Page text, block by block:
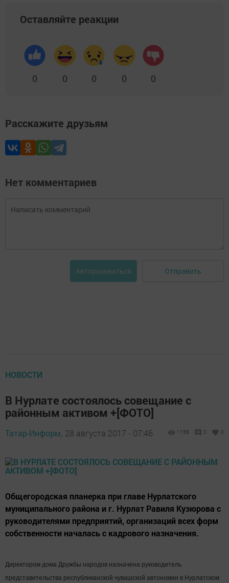
Оставляйте реакции
0 0 0 0 0
Расскажите друзьям
Нет комментариев
Авторизоваться Отправить
НОВОСТИ
В Нурлате состоялось совещание с
районным активом +[ФОТО]
Татар-Информ, 28 августа 2017 - 07:46 1158 0 0
Общегородская планерка при главе Нурлатского
муниципального района и г. Нурлат Равиля Кузюрова с
руководителями предприятий, организаций всех форм
собственности началась с кадрового назначения.
Директором дома Дружбы народов назначена руководитель
представительства республиканской чувашской автономии в Нурлатском